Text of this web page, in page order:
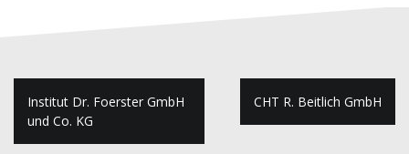
Beitragsnavigation
Institut Dr. Foerster GmbH
und Co. KG
CHT R. Beitlich GmbH